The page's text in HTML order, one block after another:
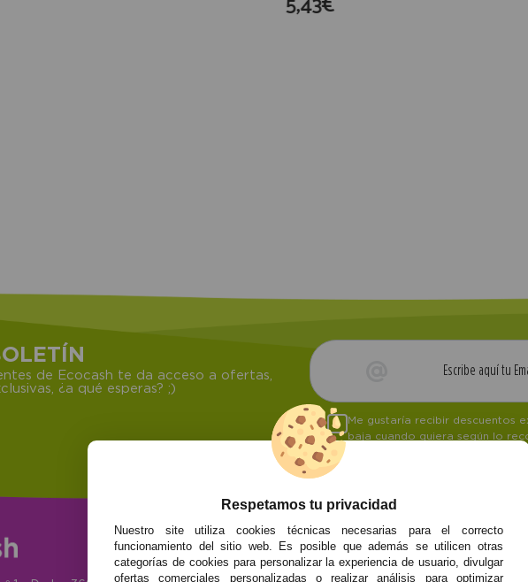
de Ecocash te da acceso a ofertas,
¿a qué esperas? ;)
Me gustaría recibir descuentos
baja cuando quiera según lo
NOSOTROS
Quiénes somos
ATENCIÓN AL
Envíos y devoluciones
Respetamos tu privacidad
Nuestro site utiliza cookies técnicas necesarias para el correcto
funcionamiento del sitio web. Es posible que además se utilicen otras
categorías de cookies para personalizar la experiencia de usuario, divulgar
ofertas comerciales personalizadas o realizar análisis para optimizar